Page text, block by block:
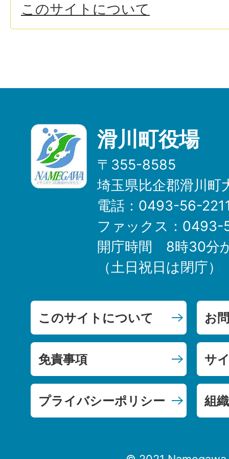
このサイトについて
滑川町役場
〒355-8585
埼玉県比企郡滑川町
電話：0493-56-
ファックス：
開庁時間 8時30分
（土日祝日は閉庁）
このサイトについて お
免責事項 サ
プライバシーポリシー 組